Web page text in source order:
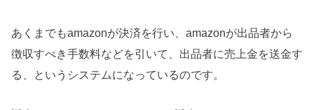
あくまでもamazonが決済を行い、amazonが出品者から
徴収すべき手数料などを引いて、出品者に売上金を送金す
る、というシステムになっているのです。